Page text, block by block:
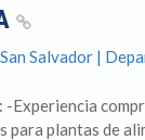
Salvador |
-Experiencia
para plantas de